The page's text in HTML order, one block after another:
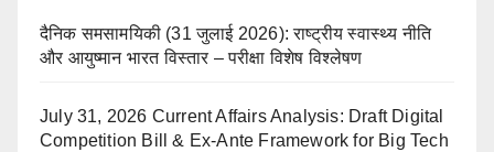
दैनिक समसामयिकी (31 जुलाई 2026): राष्ट्रीय स्वास्थ्य नीति
और आयुष्मान भारत विस्तार – परीक्षा विशेष विश्लेषण
July 31, 2026 Current Affairs Analysis: Draft Digital
Competition Bill & Ex-Ante Framework for Big Tech